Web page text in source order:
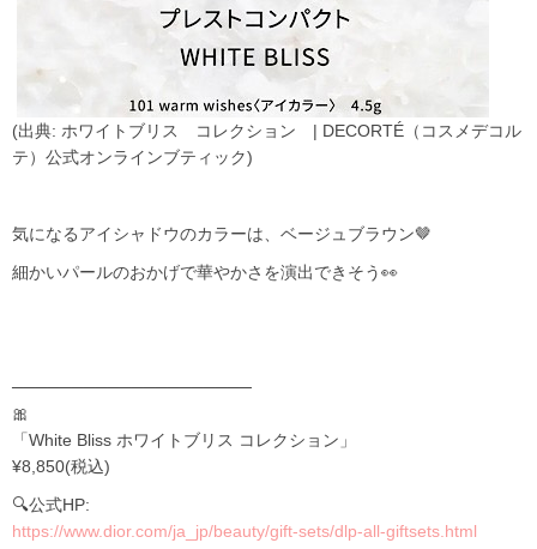
(出典: ホワイトブリス コレクション | DECORTÉ（コスメデコル
テ）公式オンラインブティック)
気になるアイシャドウのカラーは、ベージュブラウン🤎
細かいパールのおかげで華やかさを演出できそう👀
────────────────────
🎀
「White Bliss ホワイトブリス コレクション」
¥8,850(税込)
🔍公式HP:
https://www.dior.com/ja_jp/beauty/gift-sets/dlp-all-giftsets.html